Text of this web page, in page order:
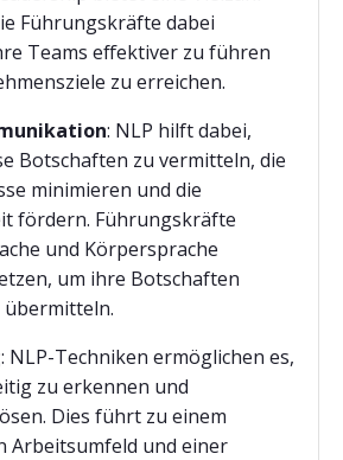
Führungskräfte dabei
Teams effektiver zu führen
zu erreichen.
: NLP hilft dabei,
Botschaften zu vermitteln, die
minimieren und die
fördern. Führungskräfte
und Körpersprache
um ihre Botschaften
: NLP-Techniken ermöglichen es,
zu erkennen und
Dies führt zu einem
Arbeitsumfeld und einer